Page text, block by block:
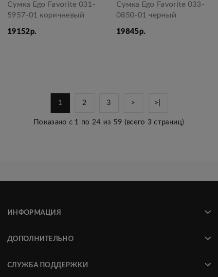
Сумка Ego Favorite 031-
5957-01 коричневый
19152р.
Сумка Ego Favorite 033-
0850-01 черный
19845р.
1 2 3 > >|
Показано с 1 по 24 из 59 (всего 3 страниц)
ИНФОРМАЦИЯ
ДОПОЛНИТЕЛЬНО
СЛУЖБА ПОДДЕРЖКИ